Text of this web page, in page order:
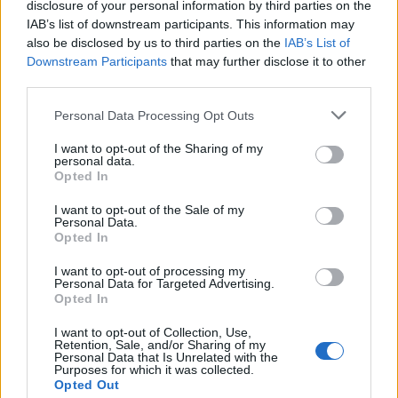
disclosure of your personal information by third parties on the
IAB’s list of downstream participants. This information may
also be disclosed by us to third parties on the IAB’s List of
Downstream Participants that may further disclose it to other
Personal Data Processing Opt Outs
I want to opt-out of the Sharing of my
personal data.
Opted In
I want to opt-out of the Sale of my
Personal Data.
Opted In
I want to opt-out of processing my
Personal Data for Targeted Advertising.
Opted In
I want to opt-out of Collection, Use,
Retention, Sale, and/or Sharing of my
Personal Data that Is Unrelated with the
Purposes for which it was collected.
Opted Out
Σπάρτη: «Έφυγαν» από κοντά μας…